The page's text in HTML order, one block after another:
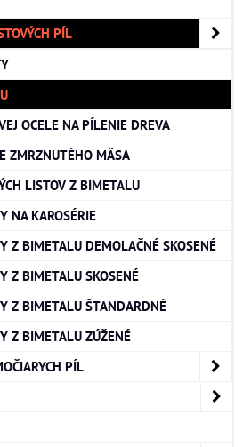
PÍL
OCELE NA PÍLENIE DREVA
ZMRZNUTÉHO MÄSA
LISTOV Z BIMETALU
NA KAROSÉRIE
Z BIMETALU DEMOLAČNÉ SKOSENÉ
Z BIMETALU SKOSENÉ
Z BIMETALU ŠTANDARDNÉ
Z BIMETALU ZÚŽENÉ
PÍL